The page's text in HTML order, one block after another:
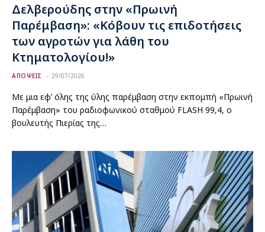
Δελβερούδης στην «Πρωινή
Παρέμβαση»: «Κόβουν τις επιδοτήσεις
των αγροτών για λάθη του
Κτηματολογίου!»
ΑΠΟΨΕΙΣ 29/07/2026
Με μια εφ’ όλης της ύλης παρέμβαση στην εκπομπή «Πρωινή
Παρέμβαση» του ραδιοφωνικού σταθμού FLASH 99,4, ο
βουλευτής Πιερίας της…